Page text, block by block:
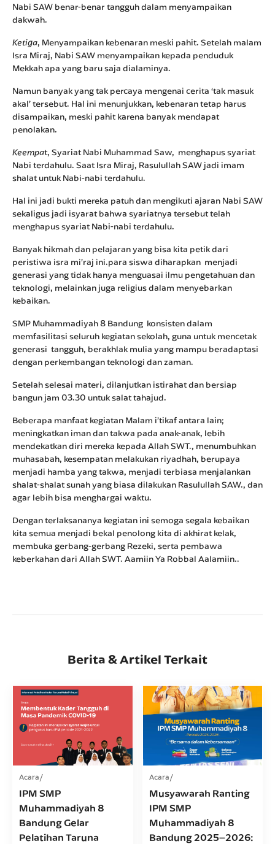
Nabi SAW benar-benar tangguh dalam menyampaikan
dakwah.
Ketiga, Menyampaikan kebenaran meski pahit. Setelah malam
Isra Miraj, Nabi SAW menyampaikan kepada penduduk
Mekkah apa yang baru saja dialaminya.
Namun banyak yang tak percaya mengenai cerita ‘tak masuk
akal’ tersebut. Hal ini menunjukkan, kebenaran tetap harus
disampaikan, meski pahit karena banyak mendapat
penolakan.
Keempat, Syariat Nabi Muhammad Saw, menghapus syariat
Nabi terdahulu. Saat Isra Miraj, Rasulullah SAW jadi imam
shalat untuk Nabi-nabi terdahulu.
Hal ini jadi bukti mereka patuh dan mengikuti ajaran Nabi SAW
sekaligus jadi isyarat bahwa syariatnya tersebut telah
menghapus syariat Nabi-nabi terdahulu.
Banyak hikmah dan pelajaran yang bisa kita petik dari
peristiwa isra mi’raj ini.para siswa diharapkan menjadi
generasi yang tidak hanya menguasai ilmu pengetahuan dan
teknologi, melainkan juga religius dalam menyebarkan
kebaikan.
SMP Muhammadiyah 8 Bandung konsisten dalam
memfasilitasi seluruh kegiatan sekolah, guna untuk mencetak
generasi tangguh, berakhlak mulia yang mampu beradaptasi
dengan perkembangan teknologi dan zaman.
Setelah selesai materi, dilanjutkan istirahat dan bersiap
bangun jam 03.30 untuk salat tahajud.
Beberapa manfaat kegiatan Malam i’tikaf antara lain;
meningkatkan iman dan takwa pada anak-anak, lebih
mendekatkan diri mereka kepada Allah SWT., menumbuhkan
muhasabah, kesempatan melakukan riyadhah, berupaya
menjadi hamba yang takwa, menjadi terbiasa menjalankan
shalat-shalat sunah yang biasa dilakukan Rasulullah SAW., dan
agar lebih bisa menghargai waktu.
Dengan terlaksananya kegiatan ini semoga segala kebaikan
kita semua menjadi bekal penolong kita di akhirat kelak,
membuka gerbang-gerbang Rezeki, serta pembawa
keberkahan dari Allah SWT. Aamiin Ya Robbal Aalamiin..
Berita & Artikel Terkait
Acara
IPM SMP
Muhammadiyah 8
Bandung Gelar
Pelatihan Taruna
Acara
Musyawarah Ranting
IPM SMP
Muhammadiyah 8
Bandung 2025–2026: